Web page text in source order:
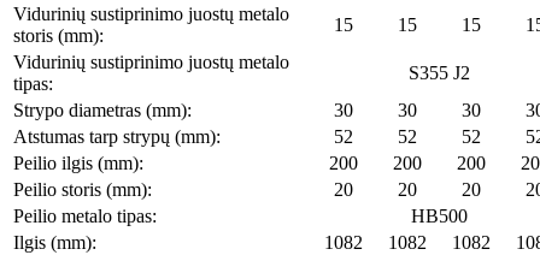
Vidurinių sustiprinimo juostų metalo
storis (mm):
15 15 15
Vidurinių sustiprinimo juostų metalo
tipas:
S355 J2
Strypo diametras (mm):
30 30 30
Atstumas tarp strypų (mm):
52 52 52
Peilio ilgis (mm):
200 200 200
Peilio storis (mm):
20 20 20
Peilio metalo tipas:
HB500
Ilgis (mm):
1082 1082 1082